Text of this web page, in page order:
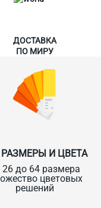
ДОСТАВКА
ПО МИРУ
РАЗМЕРЫ И ЦВЕТА
26 до 64 размера
цветовых
решений